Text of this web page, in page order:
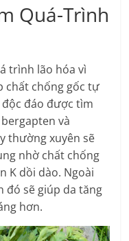
Quá-Trình
trình lão hóa vì
chất chống gốc tự
đáo được tìm
và
thường xuyên sẽ
nhờ chất chống
K dồi dào. Ngoài
đó sẽ giúp da tăng
hơn.